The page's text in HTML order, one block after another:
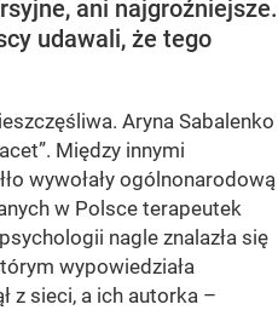
ani najgroźniejsze.
udawali, że tego
Aryna Sabalenko
Między innymi
wywołały ogólnonarodową
w Polsce terapeutek
nagle znalazła się
wypowiedziała
z sieci, a ich autorka –